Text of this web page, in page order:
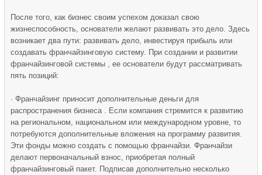
После того, как бизнес своим успехом доказал свою
жизнеспособность, основатели желают развивать это дело. Здесь
возникает два пути: развивать дело, инвестируя прибыль или
создавать франчайзинговую систему. При создании и развитии
франчайзинговой системы , ее основатели будут рассматривать
пять позиций:
· Франчайзинг приносит дополнительные деньги для
распространения бизнеса . Если компания стремится к развитию
на региональном, национальном или международном уровне, то
потребуются дополнительные вложения на программу развития.
Эти фонды можно создать с помощью франчайзи. Франчайзи
делают первоначальный взнос, приобретая полный
франчайзинговый пакет. Подписав дополнительно несколько